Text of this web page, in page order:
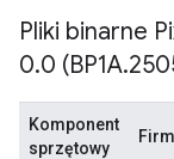
Pliki binarne
0.0 (BP1A.
Komponent
sprzętowy